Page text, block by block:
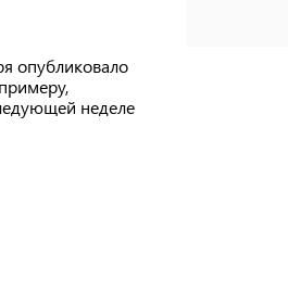
опубликовало
неделе